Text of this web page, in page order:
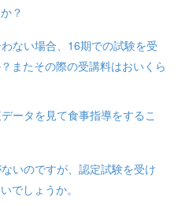
？
ない場合、16期での試験を受
またその際の受講料はおいくら
ータを見て食事指導をするこ
いのですが、認定試験を受け
でしょうか。